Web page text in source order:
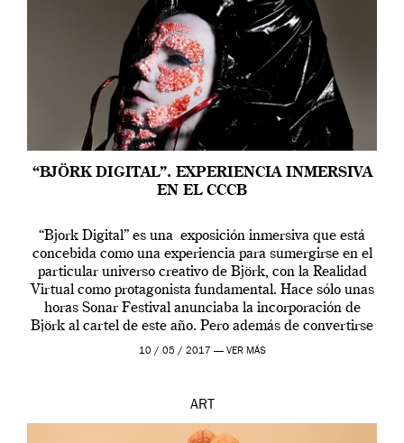
“BJÖRK DIGITAL”. EXPERIENCIA INMERSIVA
EN EL CCCB
“Bjork Digital” es una exposición inmersiva que está
concebida como una experiencia para sumergirse en el
particular universo creativo de Björk, con la Realidad
Virtual como protagonista fundamental. Hace sólo unas
horas Sonar Festival anunciaba la incorporación de
Björk al cartel de este año. Pero además de convertirse
en una de las actuaciones más relevantes […]
10 / 05 / 2017 — VER MÁS
ART